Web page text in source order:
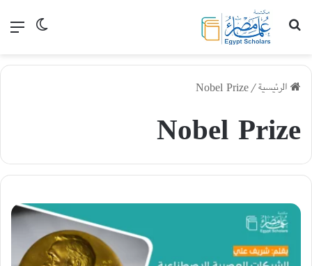
الوضع بحث عن
الرئيسية/
Nobel Prize
Nobel Prize